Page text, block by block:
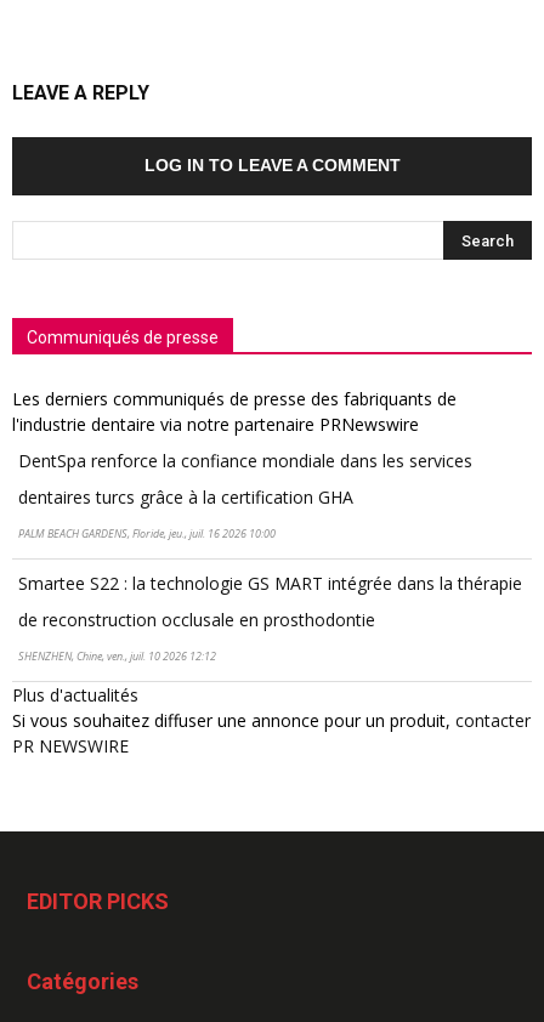
LEAVE A REPLY
LOG IN TO LEAVE A COMMENT
Communiqués de presse
Les derniers communiqués de presse des fabriquants de
l'industrie dentaire via notre partenaire PRNewswire
DentSpa renforce la confiance mondiale dans les services
dentaires turcs grâce à la certification GHA
PALM BEACH GARDENS, Floride, jeu., juil. 16 2026 10:00
Smartee S22 : la technologie GS MART intégrée dans la thérapie
de reconstruction occlusale en prosthodontie
SHENZHEN, Chine, ven., juil. 10 2026 12:12
Plus d'actualités
Si vous souhaitez diffuser une annonce pour un produit, contacter
PR NEWSWIRE
EDITOR PICKS
Catégories